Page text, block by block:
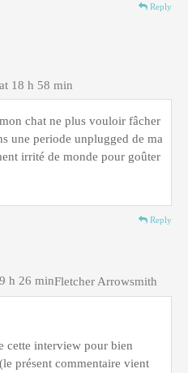
Reply
18 h 58 min
chat ne plus vouloir fâcher
une periode unplugged de ma
irrité de monde pour goûter
Reply
Fletcher Arrowsmith
h 26 min
cette interview pour bien
présent commentaire vient